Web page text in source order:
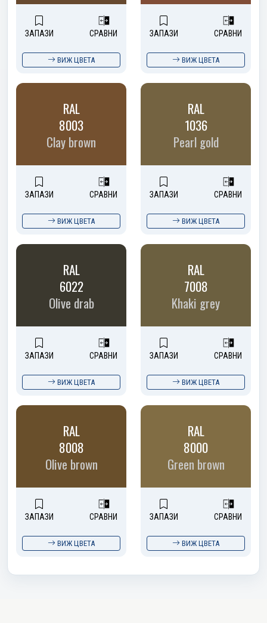
ЗАПАЗИ СРАВНИ
ВИЖ ЦВЕТА
ЗАПАЗИ СРАВНИ
ВИЖ ЦВЕТА
RAL
8003
Clay brown
ЗАПАЗИ СРАВНИ
ВИЖ ЦВЕТА
RAL
1036
Pearl gold
ЗАПАЗИ СРАВНИ
ВИЖ ЦВЕТА
RAL
6022
Olive drab
ЗАПАЗИ СРАВНИ
ВИЖ ЦВЕТА
RAL
7008
Khaki grey
ЗАПАЗИ СРАВНИ
ВИЖ ЦВЕТА
RAL
8008
Olive brown
ЗАПАЗИ СРАВНИ
ВИЖ ЦВЕТА
RAL
8000
Green brown
ЗАПАЗИ СРАВНИ
ВИЖ ЦВЕТА